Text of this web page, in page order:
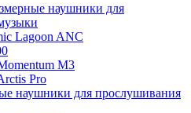
наушники для
Lagoon ANC
M3
Pro
наушники для прослушивания